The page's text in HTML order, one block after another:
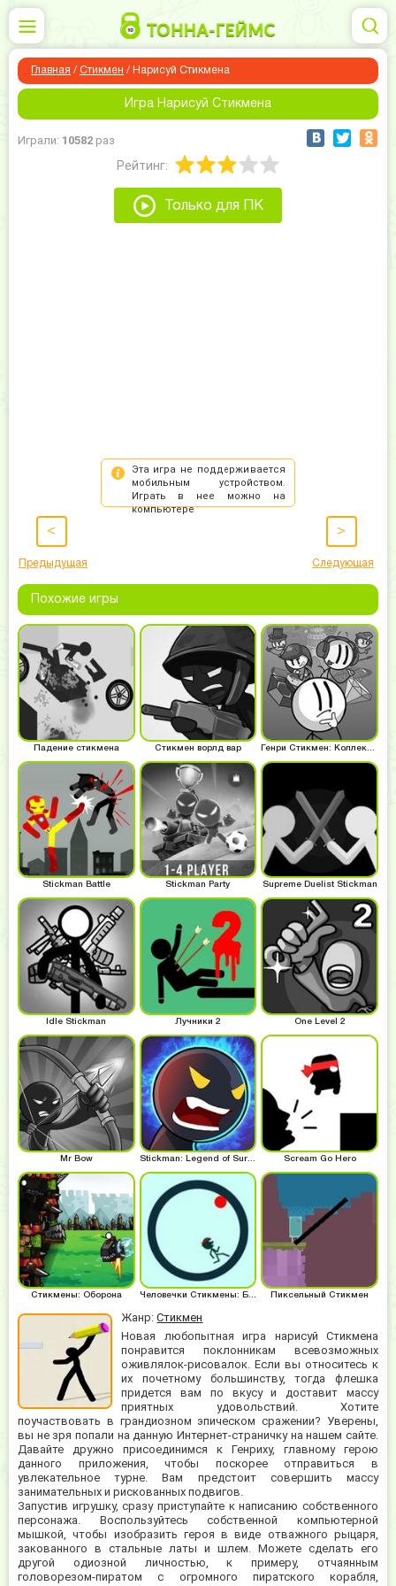
Главная / Стикмен / Нарисуй Стикмена
Игра Нарисуй Стикмена
Играли: 10582 раз
Рейтинг:
Только для ПК
<
Предыдущая
>
Следующая
Жанр:Стикмен
Новая любопытная игра нарисуй Стикмена
понравится поклонникам всевозможных
оживлялок-рисовалок. Если вы относитесь к
их почетному большинству, тогда флешка
придется вам по вкусу и доставит массу
приятных удовольствий. Хотите
поучаствовать в грандиозном эпическом сражении? Уверены,
вы не зря попали на данную Интернет-страничку на нашем сайте.
Давайте дружно присоединимся к Генриху, главному герою
данного приложения, чтобы поскорее отправиться в
увлекательное турне. Вам предстоит совершить массу
занимательных и рискованных подвигов.
Запустив игрушку, сразу приступайте к написанию собственного
персонажа. Воспользуйтесь собственной компьютерной
мышкой, чтобы изобразить героя в виде отважного рыцаря,
закованного в стальные латы и шлем. Можете сделать его
другой одиозной личностью, к примеру, отчаянным
головорезом-пиратом с огромного пиратского корабля,
Похожие игры
Падение стикмена Стикмен ворлд вар
Stickman Battle Stickman Party Supreme Duelist Stickman
Idle Stickman Лучники 2 One Level 2
Mr Bow Stickman: Legend of Survival Scream Go Hero
Стикмены: Оборона Человечки Стикмены: Бег по кругу Пиксельный Стикмен